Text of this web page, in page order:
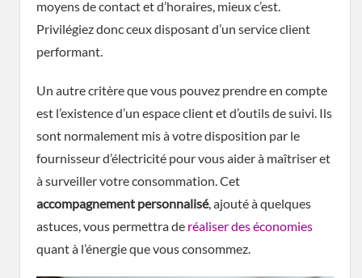
moyens de contact et d’horaires, mieux c’est.
Privilégiez donc ceux disposant d’un service client
performant.
Un autre critère que vous pouvez prendre en compte
est l’existence d’un espace client et d’outils de suivi. Ils
sont normalement mis à votre disposition par le
fournisseur d’électricité pour vous aider à maîtriser et
à surveiller votre consommation. Cet
accompagnement personnalisé, ajouté à quelques
astuces, vous permettra de réaliser des économies
quant à l’énergie que vous consommez.